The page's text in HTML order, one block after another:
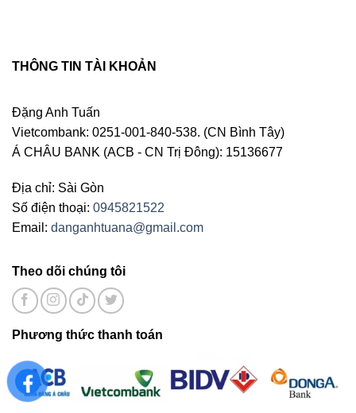
THÔNG TIN TÀI KHOẢN
Đặng Anh Tuấn
Vietcombank: 0251-001-840-538. (CN Bình Tây)
Á CHÂU BANK (ACB - CN Trị Đông): 15136677
Địa chỉ: Sài Gòn
Số điện thoại: 0945821522
Email: danganhtuana@gmail.com
Theo dõi chúng tôi
Phương thức thanh toán